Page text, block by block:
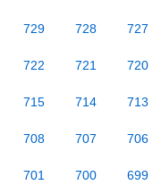
729 728 727
722 721 720
715 714 713
708 707 706
701 700 699